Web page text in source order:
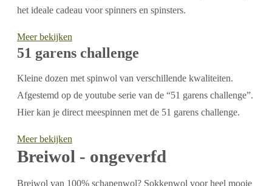
het ideale cadeau voor spinners en spinsters.
Meer bekijken
51 garens challenge
Kleine dozen met spinwol van verschillende kwaliteiten.
Afgestemd op de youtube serie van de “51 garens challenge”.
Hier kan je direct meespinnen met de 51 garens challenge.
Meer bekijken
Breiwol - ongeverfd
Breiwol van 100% schapenwol? Sokkenwol voor heel mooie